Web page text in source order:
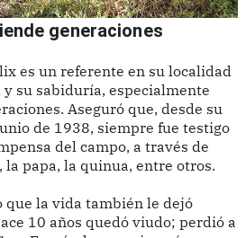
generaciones
es un referente en su localidad
su sabiduría, especialmente
Aseguró que, desde su
de 1938, siempre fue testigo
del campo, a través de
papa, la quinua, entre otros.
que la vida también le dejó
10 años quedó viudo; perdió a